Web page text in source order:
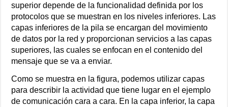
superior depende de la funcionalidad definida por los
protocolos que se muestran en los niveles inferiores. Las
capas inferiores de la pila se encargan del movimiento
de datos por la red y proporcionan servicios a las capas
superiores, las cuales se enfocan en el contenido del
mensaje que se va a enviar.
Como se muestra en la figura, podemos utilizar capas
para describir la actividad que tiene lugar en el ejemplo
de comunicación cara a cara. En la capa inferior, la capa